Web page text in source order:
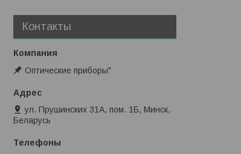
Контакты
Оптические приборы"
ул. Прушинских 31А, пом. 1Б, Минск,
Беларусь